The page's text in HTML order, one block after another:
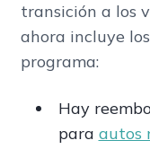
transición a los
ahora incluye
programa:
Hay
para autos